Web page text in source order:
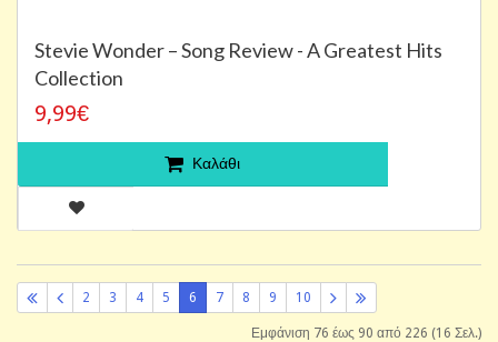
Stevie Wonder – Song Review - A Greatest Hits
Collection
9,99€
Καλάθι
2 3 4 5 6 7 8 9 10
Εμφάνιση 76 έως 90 από 226 (16 Σελ.)